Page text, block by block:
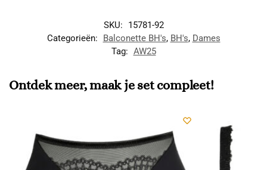
SKU:
15781-92
Categorieën:
Balconette BH's, BH's, Dames
Tag: AW25
Ontdek meer, maak je set compleet!